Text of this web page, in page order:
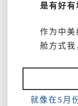
是有好有
作为中
舱方式
就像在5月